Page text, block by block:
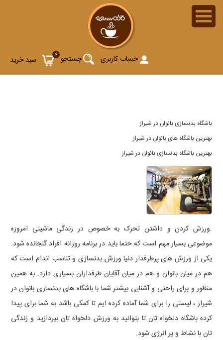
0 سبد خرید جستجو حساب کاربری
آدرس بهترین باشگاه های بدنسازی بانوان در شیراز
باشگاه بدنسازی بانوان در شیراز
بهترین باشگاه های بانوان در شیراز
بهترین باشگاه بدنسازی بانوان در شیراز
.ورزش کردن و داشتن تحرک به خصوص در زندگی ماشینی امروزه
موضوعی بسیار مهم است که حتما باید در برنامه روزانه افراد گنجانده شود.
یکی از ورزش های پرطرفدار دنیا ورزش بدنسازی و تناسب اندام است که
هم در میان بانوان و هم در میان آقایان طرفداران بسیاری دارد. به همین
منظور و برای راحتی و آشنایی بیشتر شما با باشگاه های بدنسازی بانوان در
شیراز ، لیستی را برای شما آماده کرده ایم تا کمکی باشد به شما برای پیدا
کرده باشگاه دلخواه تان تا بتوانید به ورزش دلخواه تان بپردازید و زندگی
تان با نشاط و پر انرژی شود.